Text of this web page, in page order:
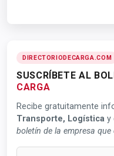
DIRECTORIODECARGA.COM
SUSCRÍBETE AL
CARGA
Recibe gratuitamente
Transporte, Logística y
boletín de la empresa que